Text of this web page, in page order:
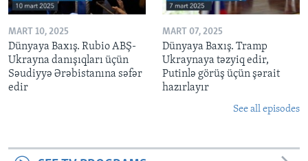
MART 10, 2025
Dünyaya Baxış. Rubio ABŞ-
Ukrayna danışıqları üçün
Səudiyyə Ərəbistanına səfər
edir
MART 07, 2025
Dünyaya Baxış. Tramp
Ukraynaya təzyiq edir,
Putinlə görüş üçün şərait
hazırlayır
See all episodes